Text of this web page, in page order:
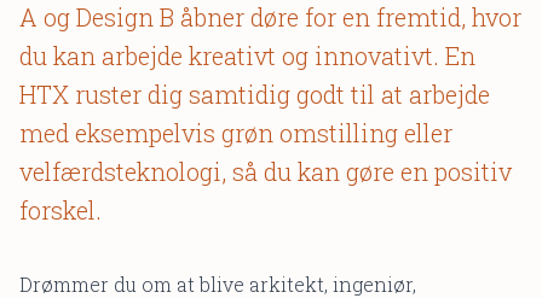
A og Design B åbner døre for en fremtid, hvor
du kan arbejde kreativt og innovativt. En
HTX ruster dig samtidig godt til at arbejde
med eksempelvis grøn omstilling eller
velfærdsteknologi, så du kan gøre en positiv
forskel.
Drømmer du om at blive arkitekt, ingeniør,